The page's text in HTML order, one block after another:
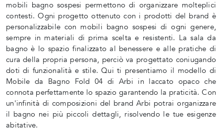
mobili bagno sospesi permettono di organizzare molteplici
contesti. Ogni progetto ottenuto con i prodotti del brand è
personalizzabile con mobili bagno sospesi di ogni genere,
sempre in materiali di prima scelta e resistenti. La sala da
bagno è lo spazio finalizzato al benessere e alle pratiche di
cura della propria persona, perciò va progettato coniugando
doti di funzionalità e stile. Qui ti presentiamo il modello di
Mobile da Bagno Fold 04 di Arbi in laccato opaco che
connota perfettamente lo spazio garantendo la praticità. Con
un'infinità di composizioni del brand Arbi potrai organizzare
il bagno nei più piccoli dettagli, risolvendo le tue esigenze
abitative.